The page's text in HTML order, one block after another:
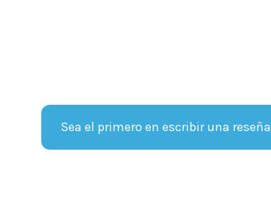
Sea el primero en escribir una reseña